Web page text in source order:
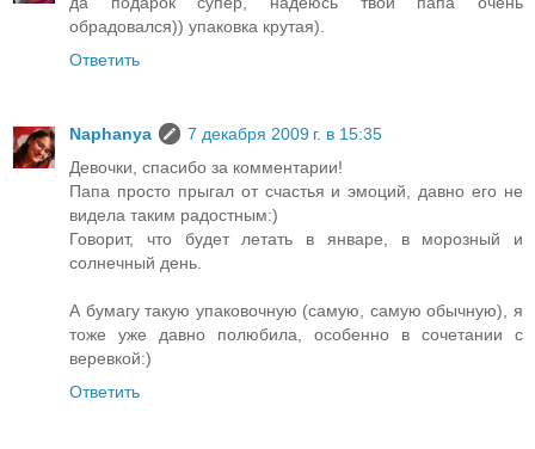
обрадовался)) упаковка крутая).
Ответить
Naphanya
7 декабря 2009 г. в 15:35
Девочки, спасибо за комментарии!
Папа просто прыгал от счастья и эмоций, давно его не
видела таким радостным:)
Говорит, что будет летать в январе, в морозный и
солнечный день.
А бумагу такую упаковочную (самую, самую обычную), я
тоже уже давно полюбила, особенно в сочетании с
веревкой:)
Ответить